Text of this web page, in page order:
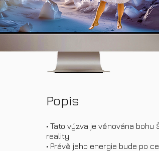
Popis
• Tato výzva je věnována
reality
• Právě jeho energie bude po